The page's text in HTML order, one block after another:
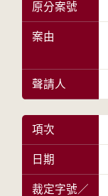
原分案號
案由
聲請人
項次
日期
裁定字號／